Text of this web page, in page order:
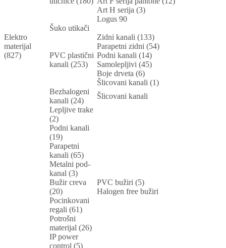
Elektro
materijal
(827)
Art H serija (3)
Logus 90
Šuko utikači
PVC plastični
kanali (253)
Zidni kanali (133)
Parapetni zidni (54)
Podni kanali (14)
Samolepljivi (45)
Boje drveta (6)
Šlicovani kanali (1)
Bezhalogeni
kanali (24)
Šlicovani kanali
Lepljive trake
(2)
Podni kanali
(19)
Parapetni
kanali (65)
Metalni pod-
kanal (3)
Bužir creva
(20)
PVC bužiri (5)
Halogen free bužiri
Pocinkovani
regali (61)
Potrošni
materijal (26)
IP power
control (5)